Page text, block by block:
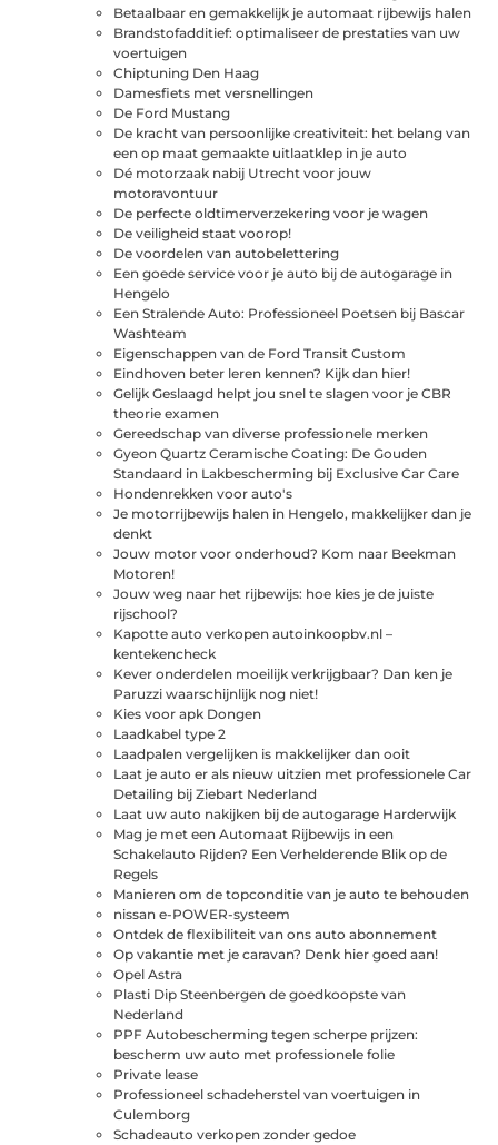
Betaalbaar en gemakkelijk je automaat rijbewijs halen
Brandstofadditief: optimaliseer de prestaties van uw
voertuigen
Chiptuning Den Haag
Damesfiets met versnellingen
De Ford Mustang
De kracht van persoonlijke creativiteit: het belang van
een op maat gemaakte uitlaatklep in je auto
Dé motorzaak nabij Utrecht voor jouw
motoravontuur
De perfecte oldtimerverzekering voor je wagen
De veiligheid staat voorop!
De voordelen van autobelettering
Een goede service voor je auto bij de autogarage in
Hengelo
Een Stralende Auto: Professioneel Poetsen bij Bascar
Washteam
Eigenschappen van de Ford Transit Custom
Eindhoven beter leren kennen? Kijk dan hier!
Gelijk Geslaagd helpt jou snel te slagen voor je CBR
theorie examen
Gereedschap van diverse professionele merken
Gyeon Quartz Ceramische Coating: De Gouden
Standaard in Lakbescherming bij Exclusive Car Care
Hondenrekken voor auto's
Je motorrijbewijs halen in Hengelo, makkelijker dan je
denkt
Jouw motor voor onderhoud? Kom naar Beekman
Motoren!
Jouw weg naar het rijbewijs: hoe kies je de juiste
rijschool?
Kapotte auto verkopen autoinkoopbv.nl –
kentekencheck
Kever onderdelen moeilijk verkrijgbaar? Dan ken je
Paruzzi waarschijnlijk nog niet!
Kies voor apk Dongen
Laadkabel type 2
Laadpalen vergelijken is makkelijker dan ooit
Laat je auto er als nieuw uitzien met professionele Car
Detailing bij Ziebart Nederland
Laat uw auto nakijken bij de autogarage Harderwijk
Mag je met een Automaat Rijbewijs in een
Schakelauto Rijden? Een Verhelderende Blik op de
Regels
Manieren om de topconditie van je auto te behouden
nissan e-POWER-systeem
Ontdek de flexibiliteit van ons auto abonnement
Op vakantie met je caravan? Denk hier goed aan!
Opel Astra
Plasti Dip Steenbergen de goedkoopste van
Nederland
PPF Autobescherming tegen scherpe prijzen:
bescherm uw auto met professionele folie
Private lease
Professioneel schadeherstel van voertuigen in
Culemborg
Schadeauto verkopen zonder gedoe